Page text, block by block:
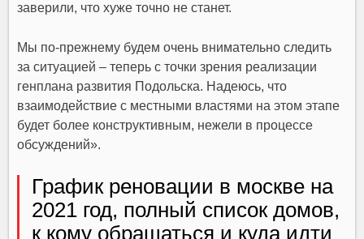
заверили, что хуже точно не станет.
Мы по-прежнему будем очень внимательно следить
за ситуацией – теперь с точки зрения реализации
генплана развития Подольска. Надеюсь, что
взаимодействие с местными властями на этом этапе
будет более конструктивным, нежели в процессе
обсуждений».
График реновации в москве на
2021 год, полный список домов,
к кому обращаться и куда идти